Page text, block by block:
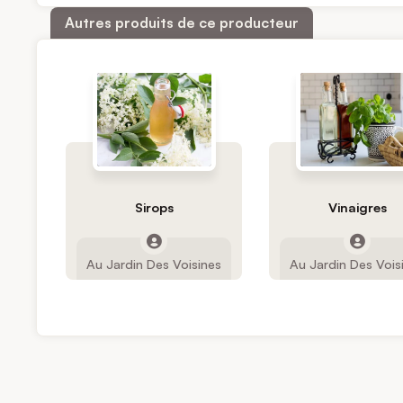
Autres produits de ce producteur
Sirops
Au Jardin Des Voisines
Vinaigres
Au Jardin Des